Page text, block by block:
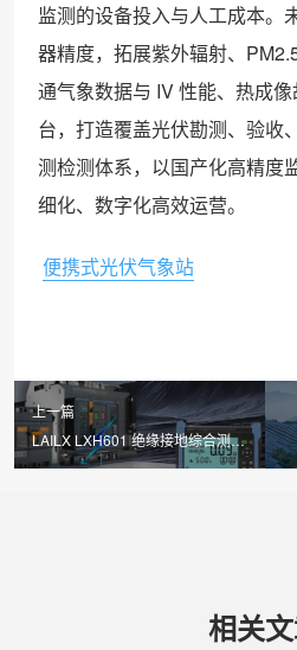
监测的设备投入与人工成本。
器精度，拓展紫外辐射、
通气象数据与 IV 性能、热成
台，打造覆盖光伏勘测、验收
测检测体系，以国产化高精度
细化、数字化高效运营。
便携式光伏气象站
上一篇
LAILX LXH601 绝缘接地综合测试
仪全新问世 一机集成多维度电气
相关